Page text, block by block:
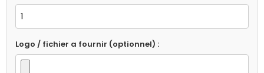
Logo / fichier a fournir (optionnel) :